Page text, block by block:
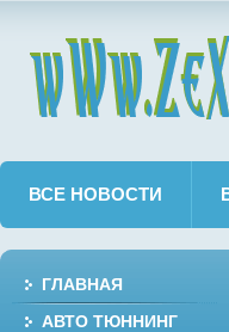
ВСЕ НОВОСТИ
ГЛАВНАЯ
АВТО ТЮННИНГ